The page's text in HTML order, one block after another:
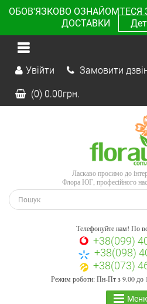
ОБОВ'ЯЗКОВО ОЗНАЙОМТЕСЯ
ДОСТАВКИ
Увійти Замовити
(0) 0.00грн.
Ласкаво просимо до
Флора ЮГ, професійного
Телефонуйте нам! По
+38(099)
+38(098)
+38(073)
Режим роботи: Пн-Пт з 9.00 до